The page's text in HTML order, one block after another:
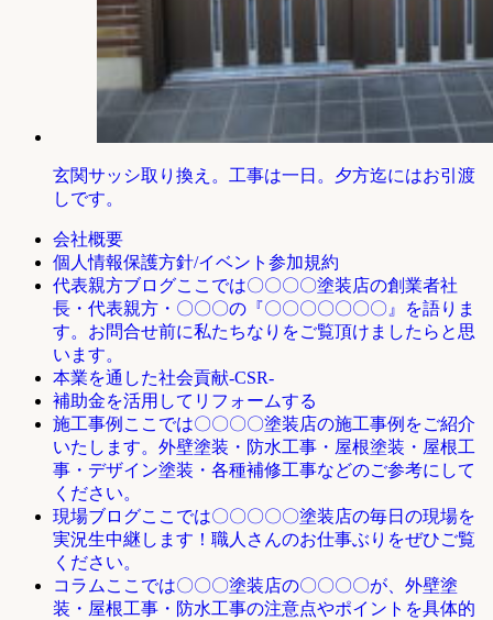
玄関サッシ取り換え。工事は一日。夕方迄にはお引渡
しです。
会社概要
個人情報保護方針/イベント参加規約
代表親方ブログここでは〇〇〇〇塗装店の創業者社
長・代表親方・〇〇〇の『〇〇〇〇〇〇〇』を語りま
す。お問合せ前に私たちなりをご覧頂けましたらと思
います。
本業を通した社会貢献-CSR-
補助金を活用してリフォームする
施工事例 ここでは〇〇〇〇塗装店の施工事例をご紹介
いたします。外壁塗装・防水工事・屋根塗装・屋根工
事・デザイン塗装・各種補修工事などのご参考にして
ください。
現場ブログここでは〇〇〇〇〇塗装店の毎日の現場を
実況生中継します！職人さんのお仕事ぶりをぜひご覧
ください。
コラム ここでは〇〇〇塗装店の〇〇〇〇が、外壁塗
装・屋根工事・防水工事の注意点やポイントを具体的